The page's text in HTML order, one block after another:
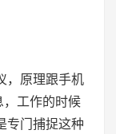
，原理跟手机
工作的时候
专门捕捉这种